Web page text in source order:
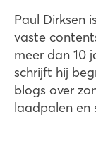
Paul Dirksen
vaste
meer dan 10
schrijft hij
blogs over
laadpalen en